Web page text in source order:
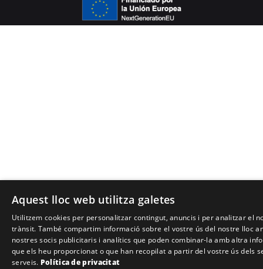
Aquest lloc web utilitza galetes
Utilitzem cookies per personalitzar contingut, anuncis i per analitzar el
trànsit. També compartim informació sobre el vostre ús del nostre lloc
nostres socis publicitaris i analítics que poden combinar-la amb altra
que els heu proporcionat o que han recopilat a partir del vostre ús dels
serveis. Política de privacitat